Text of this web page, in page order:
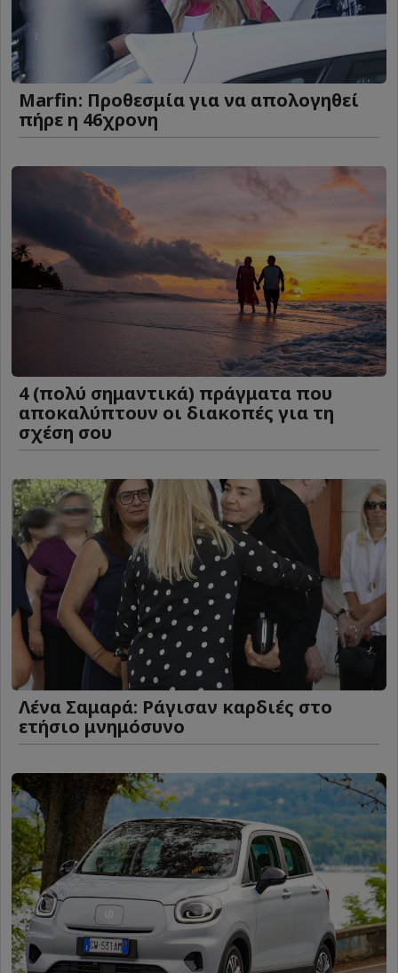
Marfin: Προθεσμία για να απολογηθεί
πήρε η 46χρονη
4 (πολύ σημαντικά) πράγματα που
αποκαλύπτουν οι διακοπές για τη
σχέση σου
Λένα Σαμαρά: Ράγισαν καρδιές στο
ετήσιο μνημόσυνο